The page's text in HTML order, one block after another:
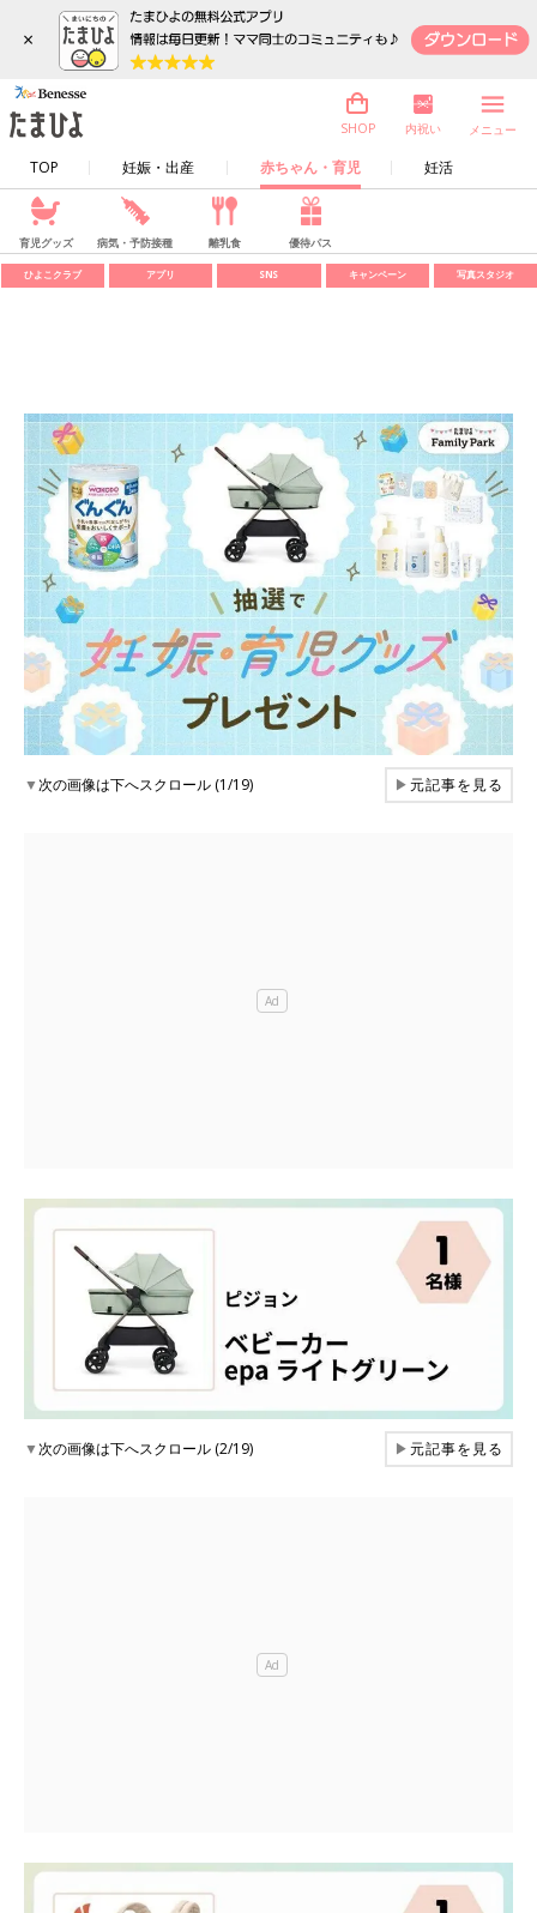
×
TOP 妊娠・出産 赤ちゃん・育児 妊活
SHOP 内祝い メニュー
育児グッズ 病気・予防接種 離乳食 優待パス
ひよこクラブ アプリ SNS キャンペーン 写真スタジオ
▼次の画像は下へスクロール (1/19) ▶元記事を見る
▼次の画像は下へスクロール (2/19) ▶元記事を見る